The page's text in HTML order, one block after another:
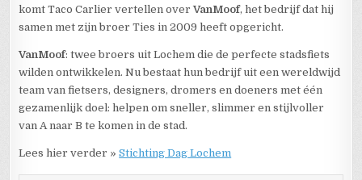
komt Taco Carlier vertellen overVanMoof, het bedrijf dat hij
samen met zijn broer Ties in 2009 heeft opgericht.
VanMoof: twee broers uit Lochem die de perfecte stadsfiets
wilden ontwikkelen. Nu bestaat hun bedrijf uit een wereldwijd
team van fietsers, designers, dromers en doeners met één
gezamenlijk doel: helpen om sneller, slimmer en stijlvoller
van A naar B te komen in de stad.
Lees hier verder »Stichting Dag Lochem